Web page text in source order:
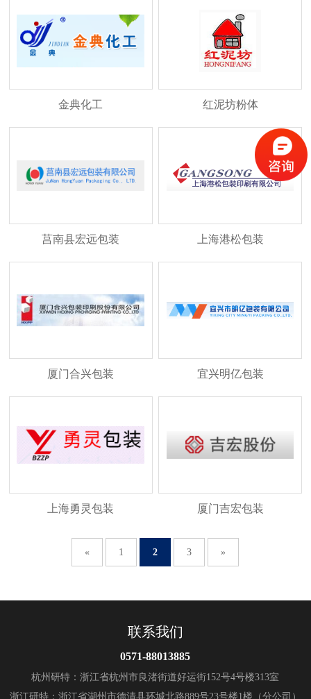
金典化工 红泥坊粉体
莒南县宏远包装 上海港松包装
厦门合兴包装 宜兴明亿包装
上海勇灵包装 厦门吉宏包装
« 1 2 3 »
联系我们
0571-88013885
杭州研特：浙江省杭州市良渚街道好运街152号4号楼313室
浙江研特：浙江省湖州市德清县环城北路889号23号楼1楼（分公司）